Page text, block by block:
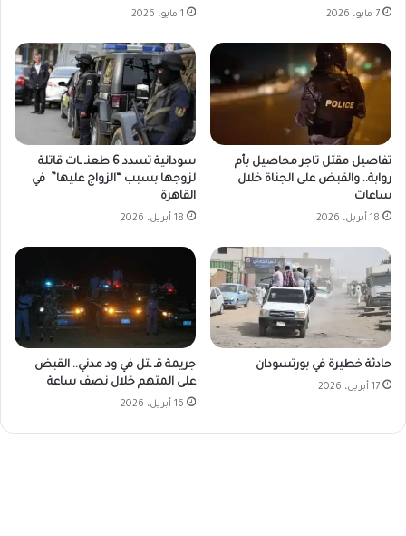
7 مايو، 2026 1 مايو، 2026
تفاصيل مقتل تاجر محاصيل بأم
روابة.. والقبض على الجناة خلال
ساعات
18 أبريل، 2026
سودانية تسدد 6 طعنـ ـات قاتلة
لزوجها بسبب “الزواج عليها” في
القاهرة
18 أبريل، 2026
حادثة خطيرة في بورتسودان
17 أبريل، 2026
جريمة قـ ـتل في ود مدني.. القبض
على المتهم خلال نصف ساعة
16 أبريل، 2026